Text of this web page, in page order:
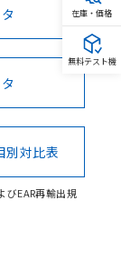
別対比表
びEAR再輸出規
在庫・価格
無料テスト機